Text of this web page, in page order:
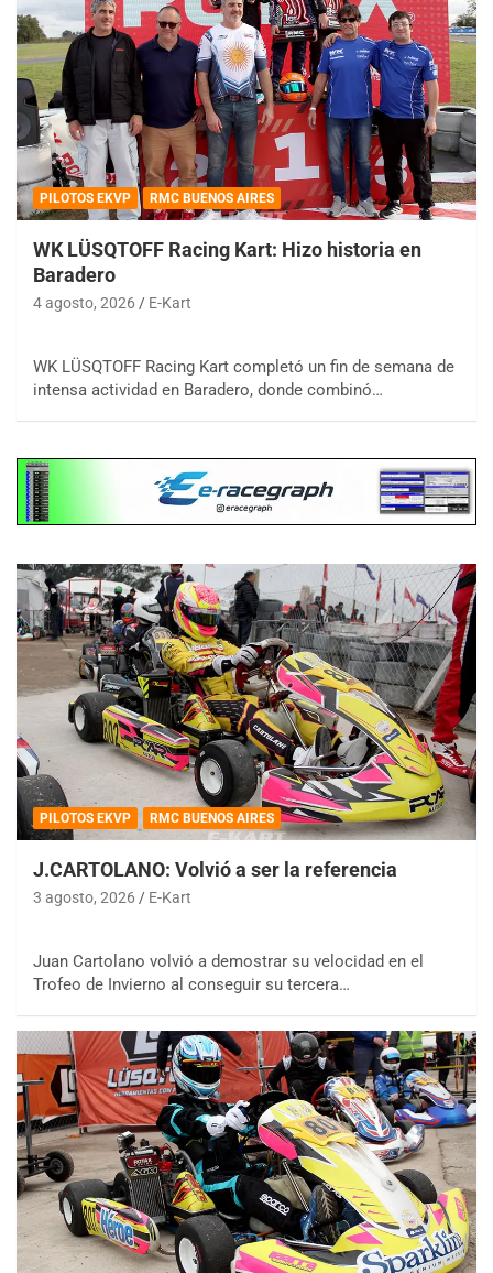
PILOTOS EKVP RMC BUENOS AIRES
WK LÜSQTOFF Racing Kart: Hizo historia en
Baradero
4 agosto, 2026 E-Kart
WK LÜSQTOFF Racing Kart completó un fin de semana de
intensa actividad en Baradero, donde combinó…
PILOTOS EKVP RMC BUENOS AIRES
J.CARTOLANO: Volvió a ser la referencia
3 agosto, 2026 E-Kart
Juan Cartolano volvió a demostrar su velocidad en el
Trofeo de Invierno al conseguir su tercera…